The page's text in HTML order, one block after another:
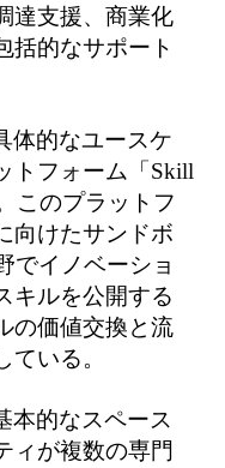
達支援、商業化
括的なサポート
体的なユースケ
トフォーム「Skill
このプラットフ
向けたサンドボ
でイノベーショ
キルを公開する
の価値交換と流
いる。
本的なスペース
ィが複数の専門